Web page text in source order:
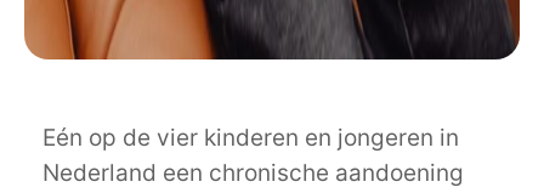
Eén op de vier kinderen en jongeren in
Nederland een chronische aandoening